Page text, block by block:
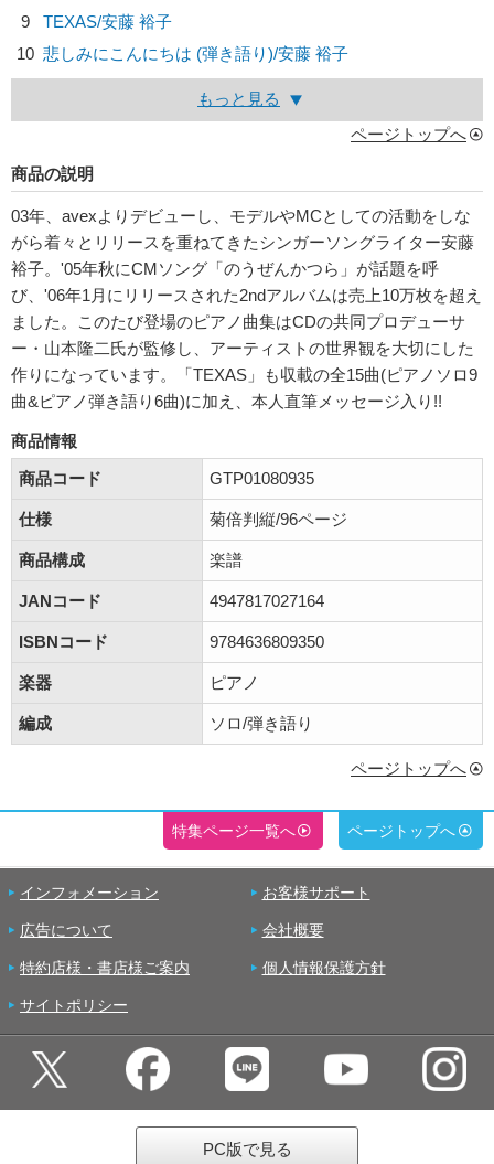
9
TEXAS/安藤 裕子
10 悲しみにこんにちは (弾き語り)/安藤 裕子
もっと見る
ページトップへ
商品の説明
03年、avexよりデビューし、モデルやMCとしての活動をしな
がら着々とリリースを重ねてきたシンガーソングライター安藤
裕子。'05年秋にCMソング「のうぜんかつら」が話題を呼
び、'06年1月にリリースされた2ndアルバムは売上10万枚を超え
ました。このたび登場のピアノ曲集はCDの共同プロデューサ
ー・山本隆二氏が監修し、アーティストの世界観を大切にした
作りになっています。「TEXAS」も収載の全15曲(ピアノソロ9
曲&ピアノ弾き語り6曲)に加え、本人直筆メッセージ入り!!
商品情報
商品コード
GTP01080935
仕様 菊倍判縦/96ページ
商品構成 楽譜
JANコード 4947817027164
ISBNコード 9784636809350
楽器 ピアノ
編成 ソロ/弾き語り
ページトップへ
特集ページ一覧へ ページトップへ
インフォメーション お客様サポート
広告について 会社概要
特約店様・書店様ご案内 個人情報保護方針
サイトポリシー
PC版で見る